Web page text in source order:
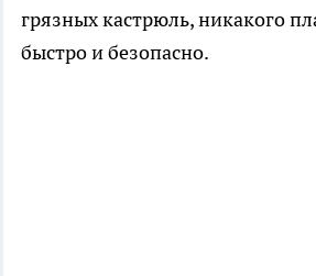
грязных кастрюль, никакого
быстро и безопасно.